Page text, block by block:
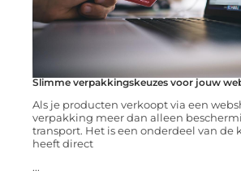
Slimme verpakkingskeuzes voor jouw
Als je producten verkoopt via een
verpakking meer dan alleen
transport. Het is een onderdeel van de
heeft direct
...